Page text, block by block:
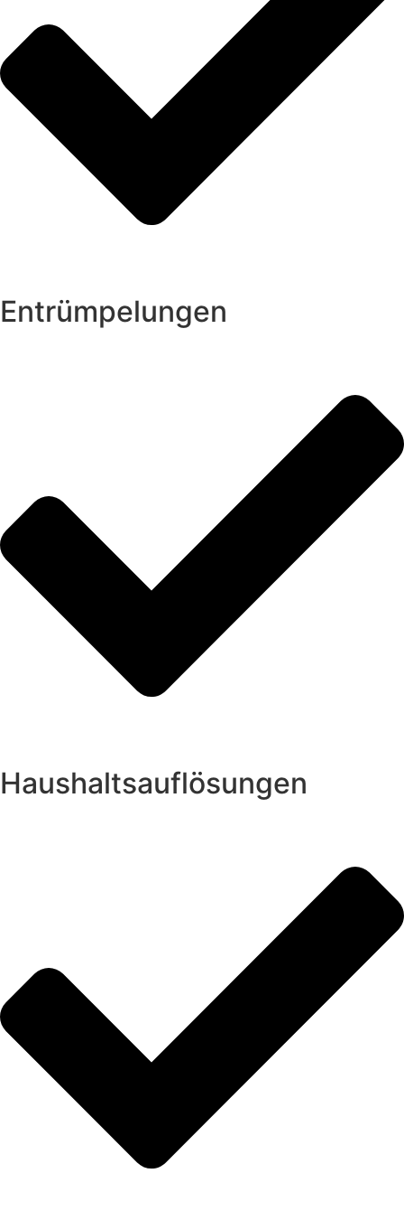
Entrümpelungen
Haushaltsauflösungen